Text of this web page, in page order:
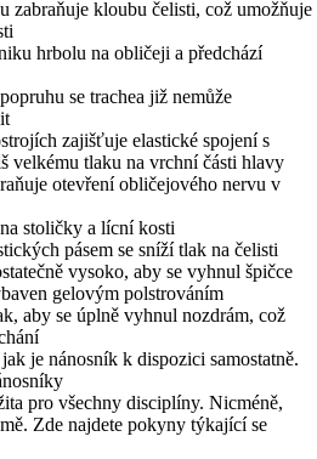
zabraňuje kloubu čelisti, což umožňuje
hrbolu na obličeji a předchází
se trachea již nemůže
zajišťuje elastické spojení s
velkému tlaku na vrchní části hlavy
otevření obličejového nervu v
stoličky a lícní kosti
pásem se sníží tlak na čelisti
vysoko, aby se vyhnul špičce
gelovým polstrováním
aby se úplně vyhnul nozdrám, což
je nánosník k dispozici samostatně.
pro všechny disciplíny. Nicméně,
Zde najdete pokyny týkající se